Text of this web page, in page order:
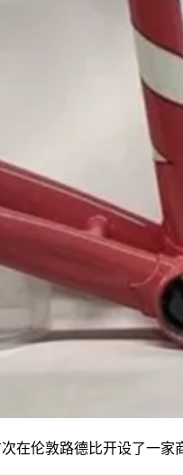
次在伦敦路德比开设了